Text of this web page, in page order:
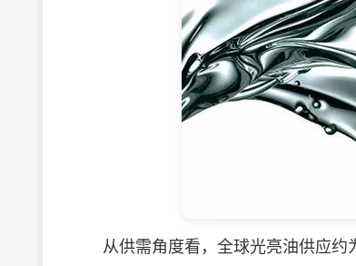
从供需角度看，全球光亮油供应约